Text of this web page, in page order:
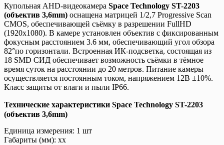
Купольная AHD-видеокамера Space Technology ST-2203
(объектив 3,6mm) оснащена матрицей 1/2,7 Progressive Scan
CMOS, обеспечивающей съёмку в разрешении FullHD
(1920х1080). В камере установлен объектив с фиксированным
фокусным расстоянием 3.6 мм, обеспечивающий угол обзора
82°по горизонтали. Встроенная ИК-подсветка, состоящая из
18 SMD СИД обеспечивает возможность съёмки в тёмное
время суток на расстоянии до 20 метров. Питание камеры
осуществляется постоянным током, напряжением 12В ±10%.
Класс защиты от влаги и пыли IP66.
Технические характеристики Space Technology ST-2203
(объектив 3,6mm)
Единица измерения: 1 шт
Габариты (мм): xx